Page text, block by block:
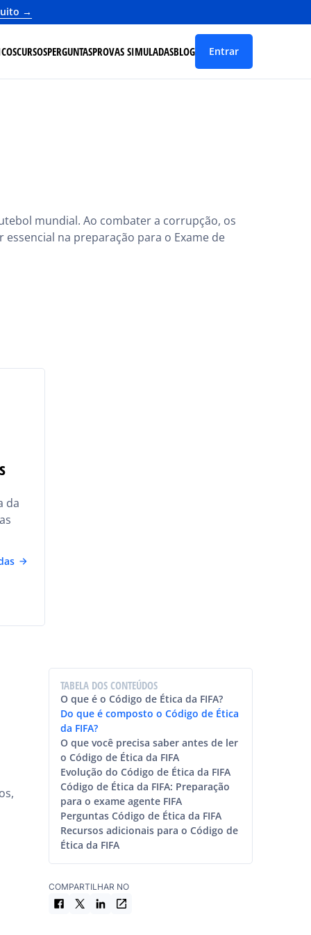
→
CURSOSPERGUNTASPROVAS SIMULADASBLOG Entrar
mundial. Ao combater a corrupção, os
na preparação para o Exame de
da
TABELA DOS CONTEÚDOS
O que é o Código de Ética da FIFA?
Do que é composto o Código de Ética
da FIFA?
O que você precisa saber antes de ler
o Código de Ética da FIFA
Evolução do Código de Ética da FIFA
Código de Ética da FIFA: Preparação
para o exame agente FIFA
Perguntas Código de Ética da FIFA
Recursos adicionais para o Código de
Ética da FIFA
COMPARTILHAR NO